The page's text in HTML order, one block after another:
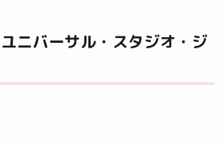
ニバーサル・スタジオ・ジ